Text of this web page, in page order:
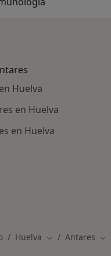
Huelva
en Huelva
en Huelva
Huelva Cambiar de
Antares